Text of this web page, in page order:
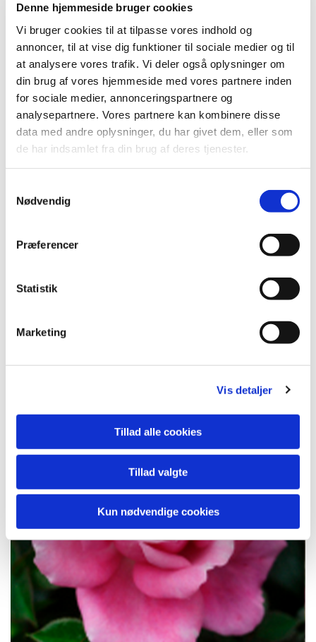
Denne hjemmeside bruger cookies
Vi bruger cookies til at tilpasse vores indhold og
annoncer, til at vise dig funktioner til sociale medier og til
at analysere vores trafik. Vi deler også oplysninger om
din brug af vores hjemmeside med vores partnere inden
for sociale medier, annonceringspartnere og
analysepartnere. Vores partnere kan kombinere disse
data med andre oplysninger, du har givet dem, eller som
de har indsamlet fra din brug af deres tjenester.
Nødvendig
Præferencer
Statistik
Marketing
Vis detaljer
Tillad alle cookies
Tillad valgte
Kun nødvendige cookies
How deep is your love™